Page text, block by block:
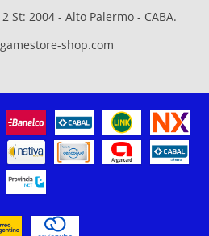
St: 2004 - Alto Palermo - CABA.
shop.com